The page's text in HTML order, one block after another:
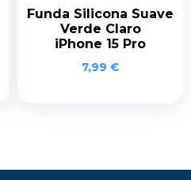
Funda Silicona Suave
Verde Claro
iPhone 15 Pro
7,99 €